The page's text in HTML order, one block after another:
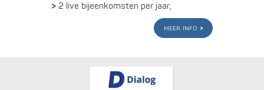
2 live bijeenkomsten per jaar;
meer info